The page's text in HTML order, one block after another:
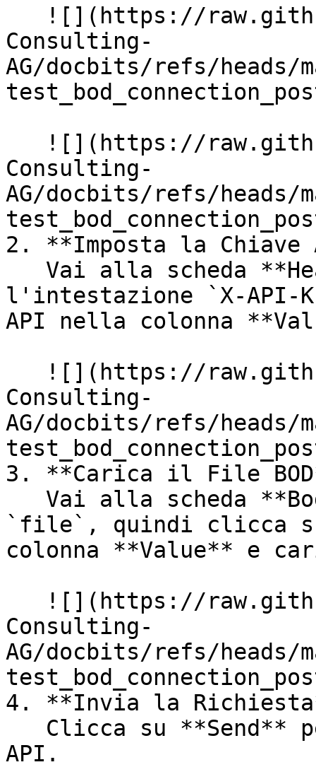
Consulting-
AG/docbits/refs/heads/
Consulting-
AG/docbits/refs/heads/
2. **Imposta la Chiave
l'intestazione `X-API-
API nella colonna
Consulting-
AG/docbits/refs/heads/
3. **Carica il File
`file`, quindi clicca
colonna **Value** e
Consulting-
AG/docbits/refs/heads/
4. **Invia la
API.